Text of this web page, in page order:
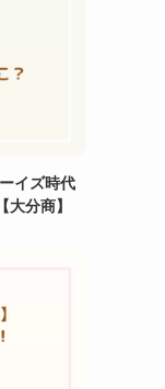
イズ時代
分商】